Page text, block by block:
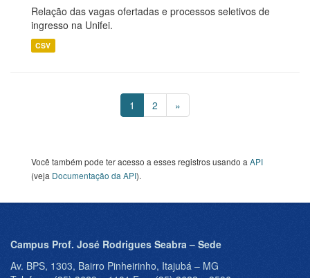
Relação das vagas ofertadas e processos seletivos de
ingresso na Unifei.
CSV
1 2 »
Você também pode ter acesso a esses registros usando a API
(veja Documentação da API).
Campus Prof. José Rodrigues Seabra – Sede
Av. BPS, 1303, Bairro Pinheirinho, Itajubá – MG